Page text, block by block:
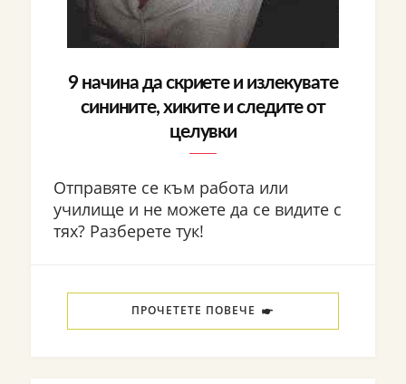
9 начина да скриете и излекувате
синините, хиките и следите от
целувки
Отправяте се към работа или
училище и не можете да се видите с
тях? Разберете тук!
ПРОЧЕТЕТЕ ПОВЕЧЕ